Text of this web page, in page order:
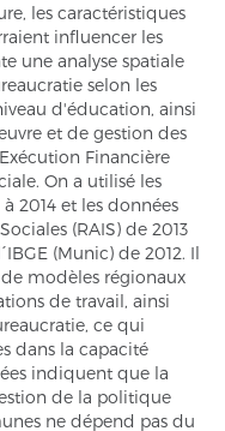
les caractéristiques
influencer les
une analyse spatiale
selon les
d'éducation, ainsi
et de gestion des
Financière
On a utilisé les
2014 et les données
(RAIS) de 2013
(Munic) de 2012. Il
modèles régionaux
de travail, ainsi
ce qui
dans la capacité
indiquent que la
de la politique
ne dépend pas du